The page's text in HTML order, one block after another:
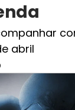
abril